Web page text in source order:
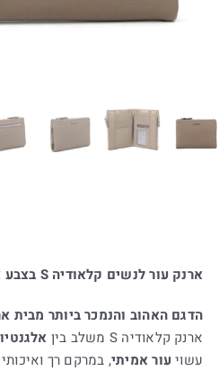
ארנק עור לנשים קלאודיה S בצבע אפור Emanuel
הדגם האהוב והנמכר ביותר מבית
ארנק קלאודיה S משלב בין
עשוי עור אמיתי, במרקם רך